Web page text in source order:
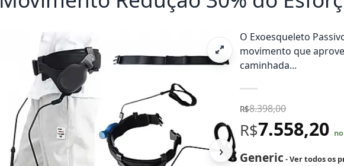
›
O Exoesqueleto
movimento que
caminhada...
R$8.398,00
R$7.558,20
Generic - Ver todos os